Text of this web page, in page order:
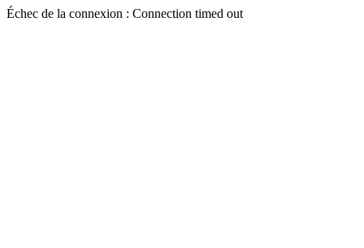
Échec de la connexion : Connection timed out